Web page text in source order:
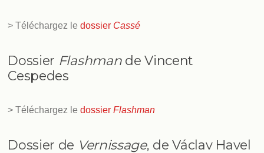
> Téléchargez ledossier Cassé
Dossier Flashmande Vincent
Cespedes
> Téléchargez ledossierFlashman
Dossier de Vernissage, de Václav Havel